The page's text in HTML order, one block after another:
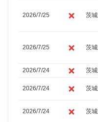
2026/7/25 茨
2026/7/25 茨
2026/7/24
茨
2026/7/24 茨
2026/7/24 茨